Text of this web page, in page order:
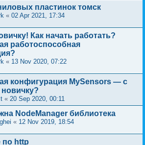
пластинок томск
« 02 Apr 2021, 17:34
Как начать работать?
работоспособная
« 13 Nov 2020, 07:22
конфигурация MySensors — с
новичку?
« 20 Sep 2020, 00:11
NodeManager библиотека
« 12 Nov 2019, 18:54
по http